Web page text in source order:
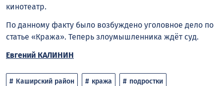
кинотеатр.
По данному факту было возбуждено уголовное дело по
статье «Кража». Теперь злоумышленника ждёт суд.
Евгений КАЛИНИН
Каширский район кража подростки